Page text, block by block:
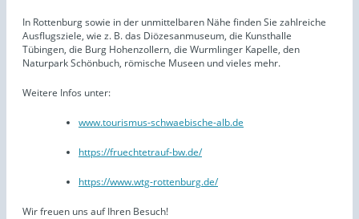
In Rottenburg sowie in der unmittelbaren Nähe finden Sie zahlreiche
Ausflugsziele, wie z. B. das Diözesanmuseum, die Kunsthalle
Tübingen, die Burg Hohenzollern, die Wurmlinger Kapelle, den
Naturpark Schönbuch, römische Museen und vieles mehr.
Weitere Infos unter:
www.tourismus-schwaebische-alb.de
https://fruechtetrauf-bw.de/
https://www.wtg-rottenburg.de/
Wir freuen uns auf Ihren Besuch!